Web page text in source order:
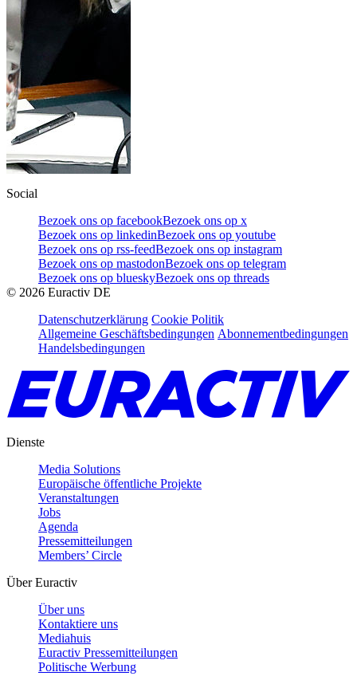
Social
Bezoek ons op facebookBezoek ons op x
Bezoek ons op linkedinBezoek ons op youtube
Bezoek ons op rss-feedBezoek ons op instagram
Bezoek ons op mastodonBezoek ons op telegram
Bezoek ons op blueskyBezoek ons op threads
© 2026 Euractiv DE
Datenschutzerklärung Cookie Politik
Allgemeine Geschäftsbedingungen Abonnementbedingungen
Handelsbedingungen
Dienste
Media Solutions
Europäische öffentliche Projekte
Veranstaltungen
Jobs
Agenda
Pressemitteilungen
Members’ Circle
Über Euractiv
Über uns
Kontaktiere uns
Mediahuis
Euractiv Pressemitteilungen
Politische Werbung